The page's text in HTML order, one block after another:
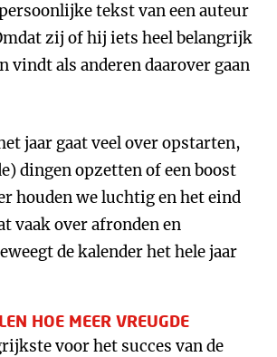
tekst van een auteur
zij of hij iets heel belangrijk
vindt als anderen daarover gaan
jaar gaat veel over opstarten,
dingen opzetten of een boost
houden we luchtig en het eind
vaak over afronden en
de kalender het hele jaar
HOE MEER VREUGDE
voor het succes van de